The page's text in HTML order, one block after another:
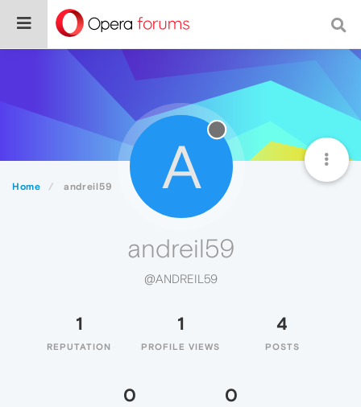
Home andreil59 A
andreil59
@ANDREIL59
1
REPUTATION
1
PROFILE VIEWS
4
POSTS
0 0